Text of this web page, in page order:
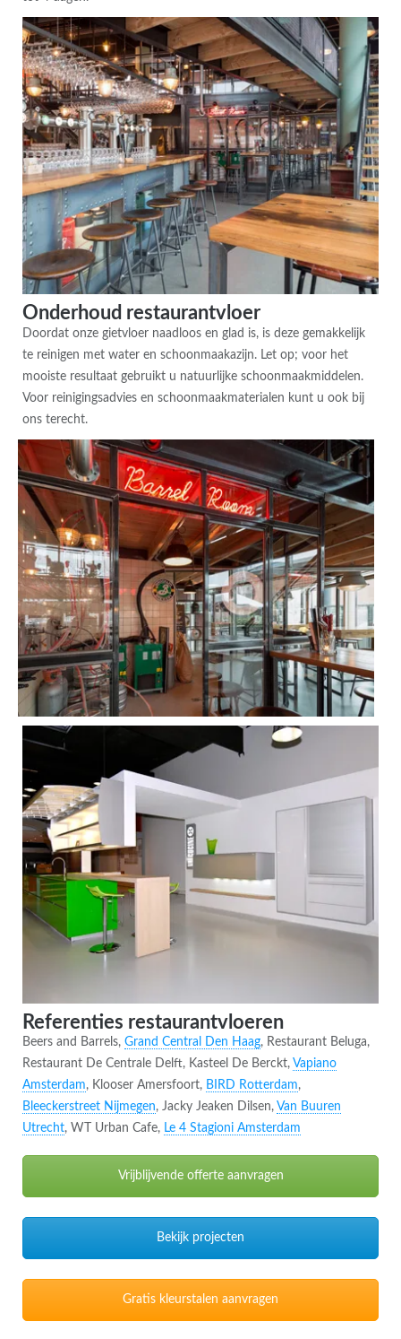
Onderhoud restaurantvloer
Doordat onze gietvloer naadloos en glad is, is deze gemakkelijk
te reinigen met water en schoonmaakazijn. Let op; voor het
mooiste resultaat gebruikt u natuurlijke schoonmaakmiddelen.
Voor reinigingsadvies en schoonmaakmaterialen kunt u ook bij
ons terecht.
Referenties restaurantvloeren
Beers and Barrels, Grand Central Den Haag, Restaurant Beluga,
Restaurant De Centrale Delft, Kasteel De Berckt, Vapiano
Amsterdam, Klooser Amersfoort, BIRD Rotterdam,
Bleeckerstreet Nijmegen, Jacky Jeaken Dilsen, Van Buuren
Utrecht, WT Urban Cafe, Le 4 Stagioni Amsterdam
Vrijblijvende offerte aanvragen
Bekijk projecten
Gratis kleurstalen aanvragen